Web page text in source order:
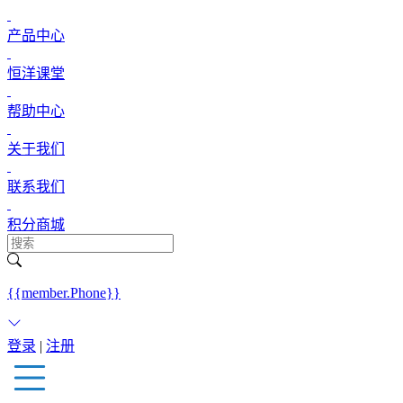
产品中心
恒洋课堂
帮助中心
关于我们
联系我们
积分商城
{{member.Phone}}
登录 | 注册